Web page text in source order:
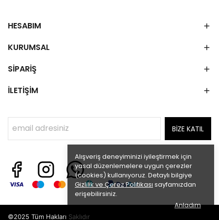
Alışveriş deneyiminizi iyileştirmek için
yasal düzenlemelere uygun çerezler
(cookies) kullanıyoruz. Detaylı bilgiye
Gizlilik ve Çerez Politikası sayfamızdan
erişebilirsiniz.
Anladım
HESABIM
KURUMSAL
SİPARİŞ
İLETİŞİM
BİZE KATIL
©2025 Tüm Hakları Saklıdır